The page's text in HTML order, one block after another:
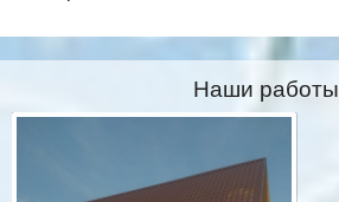
Наши работы